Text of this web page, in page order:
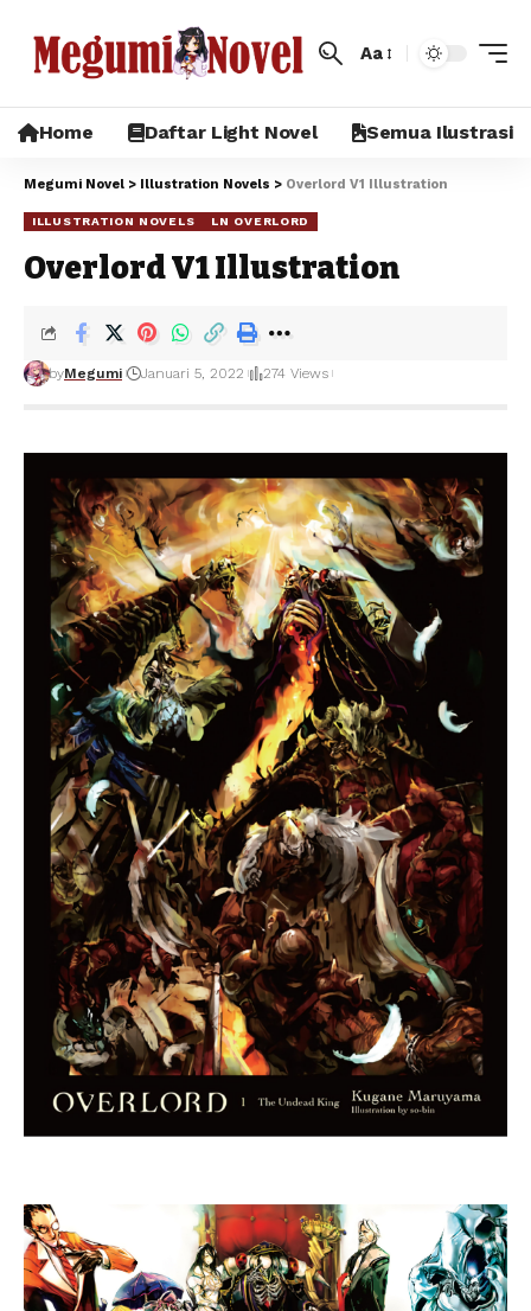
Aa
Home Daftar Light Novel Semua Ilustrasi
Megumi Novel > Illustration Novels > Overlord V1 Illustration
ILLUSTRATION NOVELS LN OVERLORD
Overlord V1 Illustration
byMegumi Januari 5, 2022 274 Views